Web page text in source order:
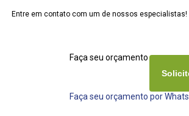
Entre em contato com um de nossos especialistas!
Faça seu orçamento agora
Faça seu orçamento por